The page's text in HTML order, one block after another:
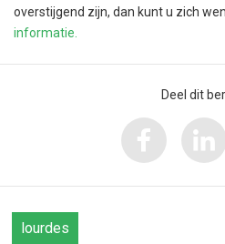
overstijgend zijn, dan kunt u zich
informatie.
Deel dit
lourdes